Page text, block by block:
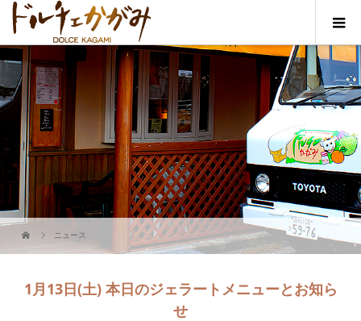
ニュース
1月13日(土) 本日のジェラートメニューとお知ら
せ